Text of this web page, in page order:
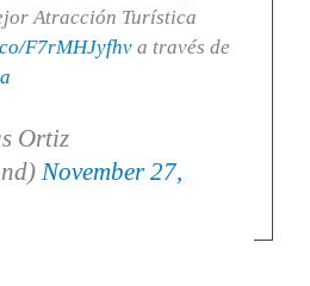
Atracción Turística
F7rMHJyfhva través de
Ortiz
November 27,